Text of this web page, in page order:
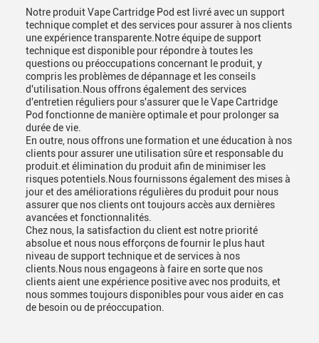
Notre produit Vape Cartridge Pod est livré avec un support
technique complet et des services pour assurer à nos clients
une expérience transparente.Notre équipe de support
technique est disponible pour répondre à toutes les
questions ou préoccupations concernant le produit, y
compris les problèmes de dépannage et les conseils
d'utilisation.Nous offrons également des services
d'entretien réguliers pour s'assurer que le Vape Cartridge
Pod fonctionne de manière optimale et pour prolonger sa
durée de vie.
En outre, nous offrons une formation et une éducation à nos
clients pour assurer une utilisation sûre et responsable du
produit.et élimination du produit afin de minimiser les
risques potentiels.Nous fournissons également des mises à
jour et des améliorations régulières du produit pour nous
assurer que nos clients ont toujours accès aux dernières
avancées et fonctionnalités.
Chez nous, la satisfaction du client est notre priorité
absolue et nous nous efforçons de fournir le plus haut
niveau de support technique et de services à nos
clients.Nous nous engageons à faire en sorte que nos
clients aient une expérience positive avec nos produits, et
nous sommes toujours disponibles pour vous aider en cas
de besoin ou de préoccupation.